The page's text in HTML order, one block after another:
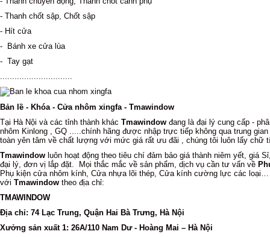
- Thanh chốt sập, Chốt sập
- Hít cửa
- Bánh xe cửa lùa
- Tay gạt
Bản lề - Khóa - Cửa nhôm xingfa - Tmawindow
Tại Hà Nội và các tỉnh thành khác Tmawindow đang là đại lý cung cấp -
nhôm Kinlong , GQ .....chính hãng được nhập trực tiếp không qua trung
toàn yên tâm về chất lượng với mức giá rất ưu đãi , chúng tôi luôn lấy chữ
Tmawindow luôn hoạt động theo tiêu chí đảm bảo giá thành niêm yết, giá
đại lý, đơn vị lắp đặt. Mọi thắc mắc về sản phẩm, dịch vụ cần tư vấn về
Phụ kiện cửa nhôm kính, Cửa nhựa lõi thép, Cửa kính cường lực các
với Tmawindow theo địa chỉ:
TMAWINDOW
Địa chỉ: 74 Lạc Trung, Quận Hai Bà Trưng, Hà Nội
Xưởng sản xuất 1: 26A/110 Nam Dư - Hoàng Mai – Hà Nội